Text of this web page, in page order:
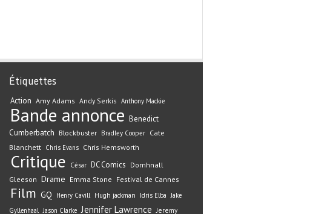
Étiquettes
Action Amy Adams Andy Serkis Anthony Mackie
Bande annonce Benedict
Cumberbatch Blockbuster Bradley Cooper Cate
Blanchett Chris Evans Chris Hemsworth
Critique César DC Comics Domhnall
Gleeson Drame Emma Stone Festival de Cannes
Film GQ Henry Cavill Hugh jackman Idris Elba Jake
Gyllenhaal Jason Clarke Jennifer Lawrence Jeremy